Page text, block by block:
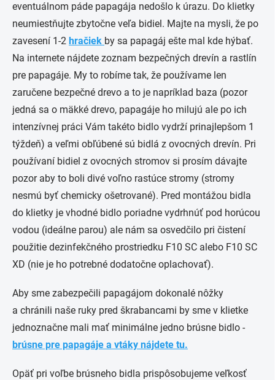
eventuálnom páde papagája nedošlo k úrazu. Do klietky
neumiestňujte zbytočne veľa bidiel. Majte na mysli, že po
zavesení 1-2 hračiek by sa papagáj ešte mal kde hýbať.
Na internete nájdete zoznam bezpečných drevín a rastlín
pre papagáje. My to robíme tak, že používame len
zaručene bezpečné drevo a to je napríklad baza (pozor
jedná sa o mäkké drevo, papagáje ho milujú ale po ich
intenzívnej práci Vám takéto bidlo vydrží prinajlepšom 1
týždeň) a veľmi obľúbené sú bidlá z ovocných drevín. Pri
používaní bidiel z ovocných stromov si prosím dávajte
pozor aby to boli divé voľno rastúce stromy (stromy
nesmú byť chemicky ošetrované). Pred montážou bidla
do klietky je vhodné bidlo poriadne vydrhnúť pod horúcou
vodou (ideálne parou) ale nám sa osvedčilo pri čistení
použitie dezinfekčného prostriedku F10 SC alebo F10 SC
XD (nie je ho potrebné dodatočne oplachovať).
Aby sme zabezpečili papagájom dokonalé nôžky
a chránili naše ruky pred škrabancami by sme v klietke
jednoznačne mali mať minimálne jedno brúsne bidlo -
brúsne pre papagáje a vtáky nájdete tu.
Opäť pri voľbe brúsneho bidla prispôsobujeme veľkosť